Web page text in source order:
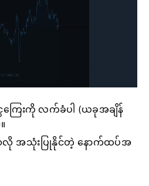
ြေးကို လက်ခံပါ (ယခုအချိန်
လို အသုံးပြုနိုင်တဲ့ နောက်ထပ်အ